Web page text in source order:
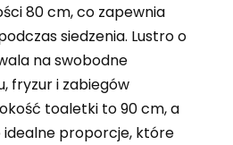
80 cm, co zapewnia
siedzenia. Lustro o
na swobodne
fryzur i zabiegów
toaletki to 90 cm, a
idealne proporcje, które